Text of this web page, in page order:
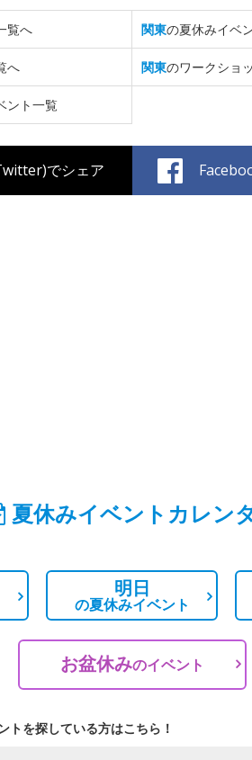
覧へ 関東の夏休みイベ
へ 関東のワークショ
ント一覧
でシェア
夏休みイベントカレン
明日
の夏休みイベント
お盆休みのイベント
トを探している方はこちら！